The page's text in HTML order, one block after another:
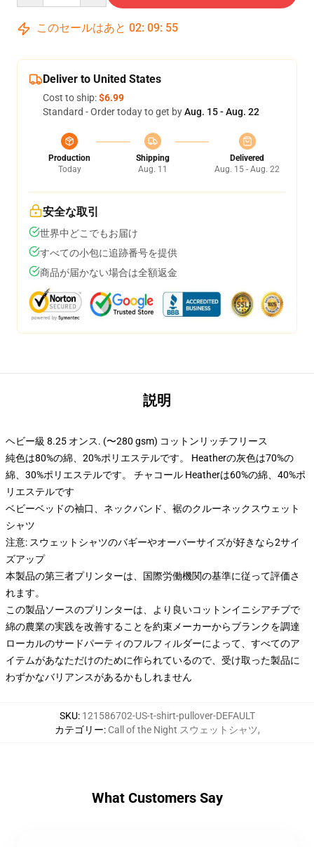
このセールはあと 02: 09: 54
Deliver to United States
Cost to ship:$6.99
Standard - Order today to get byAug. 15 - Aug. 22
Production
Today
Shipping
Aug. 11
Delivered
Aug. 15 - Aug. 22
安全な取引
世界中どこでもお届け
すべての小包に追跡番号を提供
商品が届かない場合は全額返金
説明
ヘビー級 8.25 オンス. (〜280 gsm) コットンリッチフリース
純色は80%の綿、20%ポリエステルです。 Heatherの灰色は70%の
綿、30%ポリエステルです。 チャコール Heatherは60%の綿、40%ポ
リエステルです
ベビーベッドの袖口、ネックバンド、裾のクルーネックスウェット
シャツ
注意: スウェットシャツのバギーやオーバーサイズが好きなら2サイ
ズアップ
本製品の第三者プリンターは、国際労働機関の基準に従って評価さ
れます。
この製品ソースのプリンターは、より良いコットンイニシアチブで
綿の農業の実践を改善することを約束メーカーからブランクを調達
ローカルのサードパーティのフルフィルダーによって、すべてのア
イテムがあなただけのために作られているので、受け取った製品に
わずかなバリアンスがあるかもしれません
SKU: 121586702-US-t-shirt-pullover-DEFAULT
カテゴリー: Call of the Night スウェットシャツ,
What Customers Say